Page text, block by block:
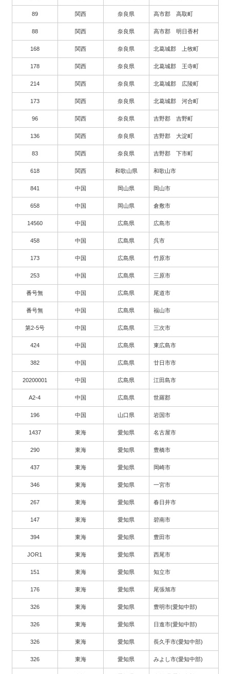
89 関西 奈良県 高市郡 高取町
88 関西 奈良県 高市郡 明日香村
168 関西 奈良県 北葛城郡 上牧町
178 関西 奈良県 北葛城郡 王寺町
214 関西 奈良県 北葛城郡 広陵町
173 関西 奈良県 北葛城郡 河合町
96 関西 奈良県 吉野郡 吉野町
136 関西 奈良県 吉野郡 大淀町
83 関西 奈良県 吉野郡 下市町
618 関西 和歌山県 和歌山市
841 中国 岡山県 岡山市
658 中国 岡山県 倉敷市
14560 中国 広島県 広島市
458 中国 広島県 呉市
173 中国 広島県 竹原市
253 中国 広島県 三原市
番号無 中国 広島県 尾道市
番号無 中国 広島県 福山市
第2-5号 中国 広島県 三次市
424 中国 広島県 東広島市
382 中国 広島県 廿日市市
20200001 中国 広島県 江田島市
A2-4 中国 広島県 世羅郡
196 中国 山口県 岩国市
1437 東海 愛知県 名古屋市
290 東海 愛知県 豊橋市
437 東海 愛知県 岡崎市
346 東海 愛知県 一宮市
267 東海 愛知県 春日井市
147 東海 愛知県 碧南市
394 東海 愛知県 豊田市
JOR1 東海 愛知県 西尾市
151 東海 愛知県 知立市
176 東海 愛知県 尾張旭市
326 東海 愛知県 豊明市(愛知中部)
326 東海 愛知県 日進市(愛知中部)
326 東海 愛知県 長久手市(愛知中部)
326 東海 愛知県 みよし市(愛知中部)